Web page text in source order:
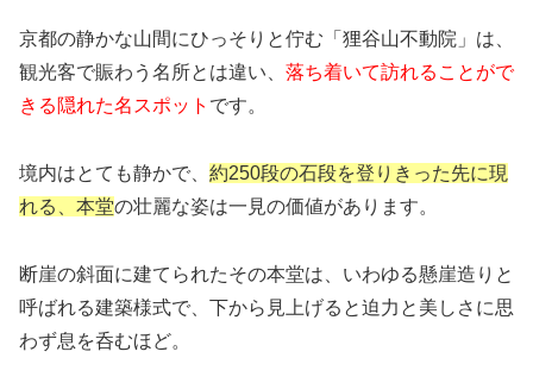
京都の静かな山間にひっそりと佇む「狸谷山不動院」は、
観光客で賑わう名所とは違い、 落ち着いて訪れることがで
きる隠れた名スポット です。
境内はとても静かで、 約250段の石段を登りきった先に現
れる、本堂の壮麗な姿は一見の価値があります。
断崖の斜面に建てられたその本堂は、いわゆる懸崖造りと
呼ばれる建築様式で、下から見上げると迫力と美しさに思
わず息を呑むほど。